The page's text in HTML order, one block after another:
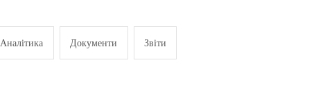
Аналітика Документи Звіти